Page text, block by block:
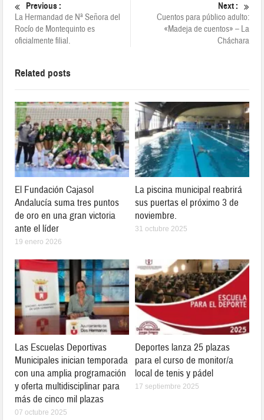
Previous :
La Hermandad de Nª Señora del
Rocío de Montequinto es
oficialmente filial.
Next :
Cuentos para público adulto:
«Madeja de cuentos» – La
Cháchara
Related posts
El Fundación Cajasol
Andalucía suma tres puntos
de oro en una gran victoria
ante el líder
19 enero 2026
La piscina municipal reabrirá
sus puertas el próximo 3 de
noviembre.
31 octubre 2025
Las Escuelas Deportivas
Municipales inician temporada
con una amplia programación
y oferta multidisciplinar para
más de cinco mil plazas
07 octubre 2025
Deportes lanza 25 plazas
para el curso de monitor/a
local de tenis y pádel
17 septiembre 2025